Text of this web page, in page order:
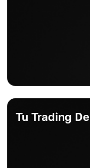
Tu Trading